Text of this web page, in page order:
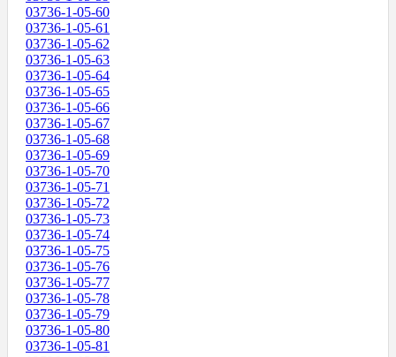
03736-1-05-60
03736-1-05-61
03736-1-05-62
03736-1-05-63
03736-1-05-64
03736-1-05-65
03736-1-05-66
03736-1-05-67
03736-1-05-68
03736-1-05-69
03736-1-05-70
03736-1-05-71
03736-1-05-72
03736-1-05-73
03736-1-05-74
03736-1-05-75
03736-1-05-76
03736-1-05-77
03736-1-05-78
03736-1-05-79
03736-1-05-80
03736-1-05-81